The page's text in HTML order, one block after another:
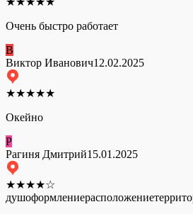
Очень быстро работает
В
Виктор Иванович12.02.2025
★★★★★
Окейно
Р
Рагиня Дмитрий15.01.2025
★★★★☆
душоформлениерасположение